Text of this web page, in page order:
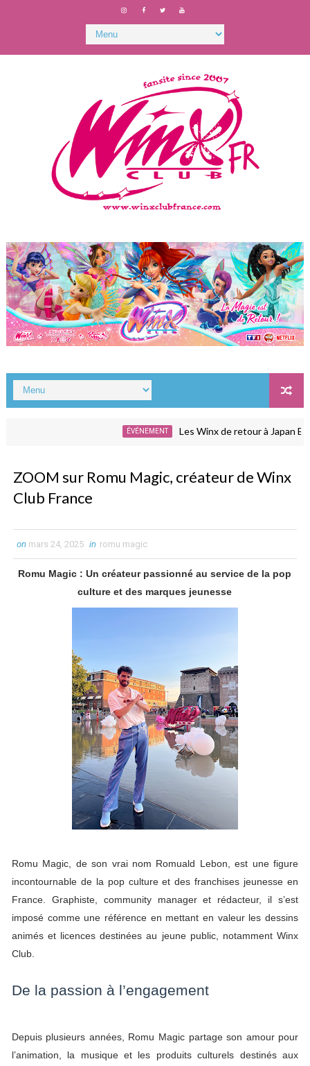
ÉVÉNEMENT Les Winx de retour à Japan Expo
ZOOM sur Romu Magic, créateur de Winx
Club France
on mars 24, 2025 in romu magic
Romu Magic : Un créateur passionné au service de la pop
culture et des marques jeunesse
Romu Magic, de son vrai nom Romuald Lebon, est une figure
incontournable de la pop culture et des franchises jeunesse en
France. Graphiste, community manager et rédacteur, il s’est
imposé comme une référence en mettant en valeur les dessins
animés et licences destinées au jeune public, notamment Winx
Club.
De la passion à l’engagement
Depuis plusieurs années, Romu Magic partage son amour pour
l’animation, la musique et les produits culturels destinés aux